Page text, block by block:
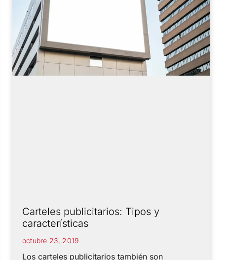
Carteles publicitarios: Tipos y
características
octubre 23, 2019
Los carteles publicitarios también son